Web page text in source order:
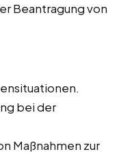
Beantragung von
bei der
Maßnahmen zur